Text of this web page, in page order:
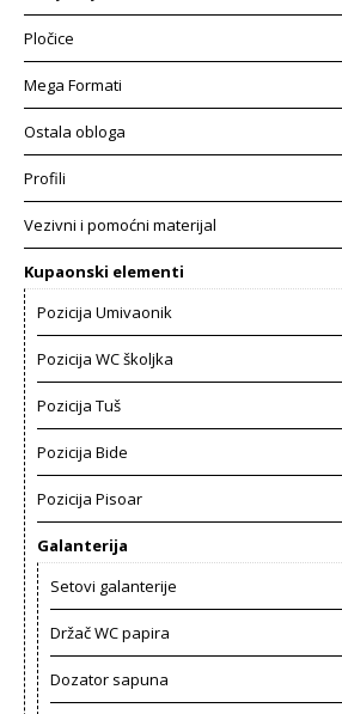
Pločice
Mega Formati
Ostala obloga
Profili
Vezivni i pomoćni materijal
Kupaonski elementi
Pozicija Umivaonik
Pozicija WC školjka
Pozicija Tuš
Pozicija Bide
Pozicija Pisoar
Galanterija
Setovi galanterije
Držač WC papira
Dozator sapuna